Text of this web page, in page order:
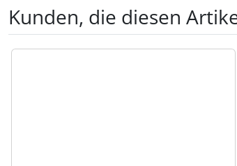
Kunden, die diesen
Es folgt ein Produktslider - navigieren Sie